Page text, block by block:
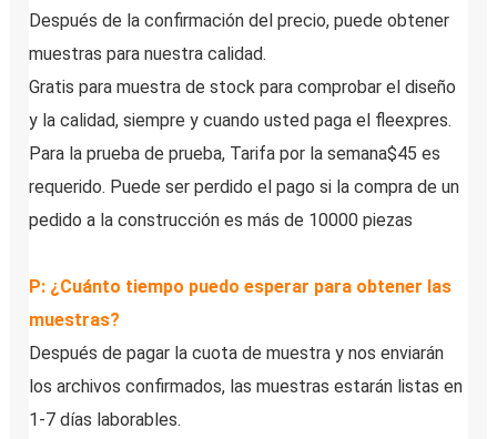
Después de la confirmación del precio, puede obtener
muestras para nuestra calidad.
Gratis para muestra de stock para comprobar el diseño
y la calidad, siempre y cuando usted paga el fleexpres.
Para la prueba de prueba, Tarifa por la semana$45 es
requerido. Puede ser perdido el pago si la compra de un
pedido a la construcción es más de 10000 piezas
P: ¿Cuánto tiempo puedo esperar para obtener las
muestras?
Después de pagar la cuota de muestra y nos enviarán
los archivos confirmados, las muestras estarán listas en
1-7 días laborables.